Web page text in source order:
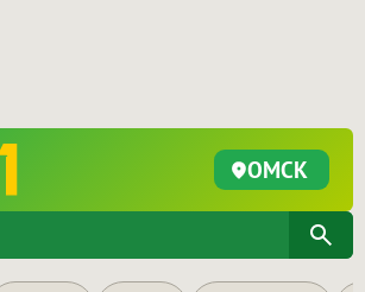
ОМСК